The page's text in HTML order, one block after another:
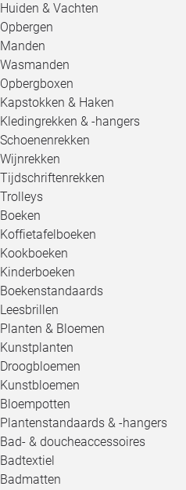
Huiden & Vachten
Opbergen
Manden
Wasmanden
Opbergboxen
Kapstokken & Haken
Kledingrekken & -hangers
Schoenenrekken
Wijnrekken
Tijdschriftenrekken
Trolleys
Boeken
Koffietafelboeken
Kookboeken
Kinderboeken
Boekenstandaards
Leesbrillen
Planten & Bloemen
Kunstplanten
Droogbloemen
Kunstbloemen
Bloempotten
Plantenstandaards & -hangers
Bad- & doucheaccessoires
Badtextiel
Badmatten